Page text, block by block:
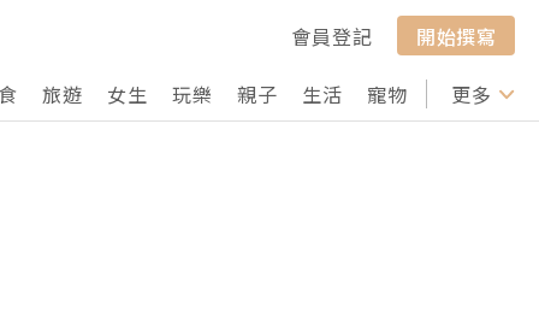
會員登記
開始撰寫
旅遊 女生 玩樂 親子 生活 寵物 行山 打卡
更多